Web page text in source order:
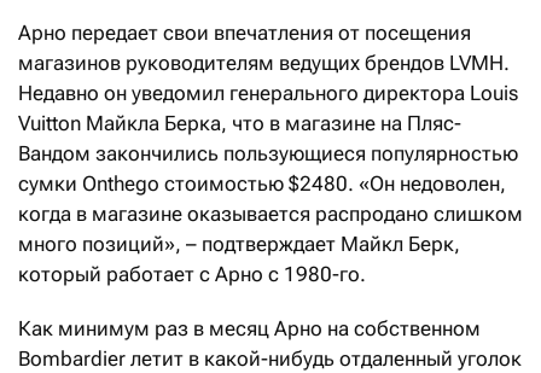
Арно передает свои впечатления от посещения
магазинов руководителям ведущих брендов LVMH.
Недавно он уведомил генерального директора Louis
Vuitton Майкла Берка, что в магазине на Пляс-
Вандом закончились пользующиеся популярностью
сумки Onthego стоимостью $2480. «Он недоволен,
когда в магазине оказывается распродано слишком
много позиций», – подтверждает Майкл Берк,
который работает с Арно с 1980-го.
Как минимум раз в месяц Арно на собственном
Bombardier летит в какой-нибудь отдаленный уголок